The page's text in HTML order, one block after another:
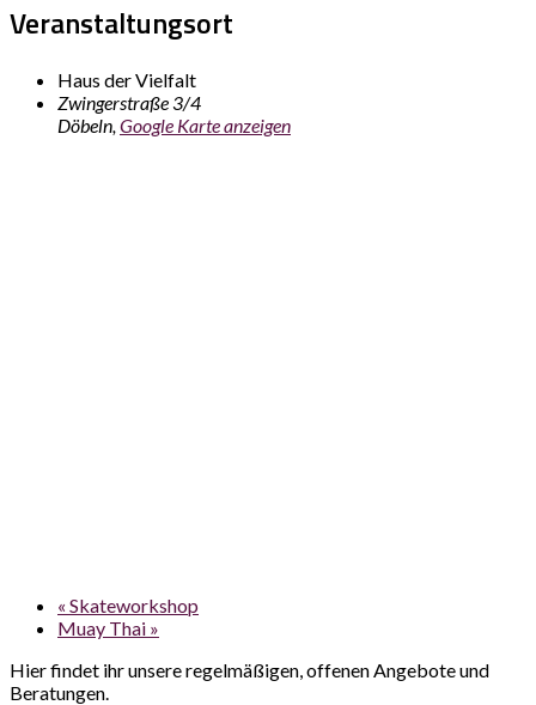
Veranstaltungsort
Haus der Vielfalt
Zwingerstraße 3/4
Döbeln,Google Karte anzeigen
« Skateworkshop
Muay Thai »
Hier findet ihr unsere regelmäßigen, offenen Angebote und
Beratungen.